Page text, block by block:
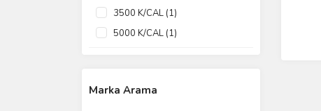
3500 K/CAL (1)
5000 K/CAL (1)
Marka Arama